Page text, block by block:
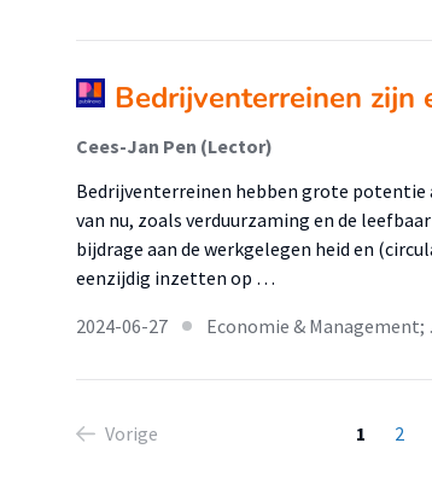
Bedrijventerreinen zijn
Cees-Jan Pen (Lector)
Bedrijventerreinen hebben grote
van nu, zoals verduurzaming en de
bijdrage aan de werkgelegen heid en
eenzijdig inzetten op …
2024-06-27
Economie &
Vorige 1 2